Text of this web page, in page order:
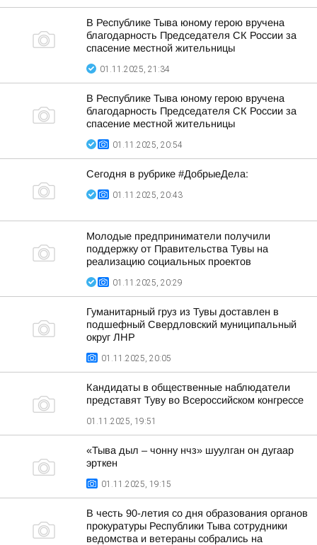
В Республике Тыва юному герою вручена
благодарность Председателя СК России за
спасение местной жительницы
01.11.2025, 21:34
В Республике Тыва юному герою вручена
благодарность Председателя СК России за
спасение местной жительницы
01.11.2025, 20:54
Сегодня в рубрике #ДобрыеДела:
01.11.2025, 20:43
Молодые предприниматели получили
поддержку от Правительства Тувы на
реализацию социальных проектов
01.11.2025, 20:29
Гуманитарный груз из Тувы доставлен в
подшефный Свердловский муниципальный
округ ЛНР
01.11.2025, 20:05
Кандидаты в общественные наблюдатели
представят Туву во Всероссийском конгрессе
01.11.2025, 19:51
«Тыва дыл – чонну нчз» шуулган он дугаар
эрткен
01.11.2025, 19:15
В честь 90-летия со дня образования органов
прокуратуры Республики Тыва сотрудники
ведомства и ветераны собрались на